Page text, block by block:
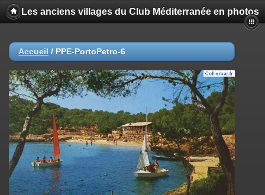
Les anciens villages du Club Méditerranée en photos
Accueil / PPE-PortoPetro-6